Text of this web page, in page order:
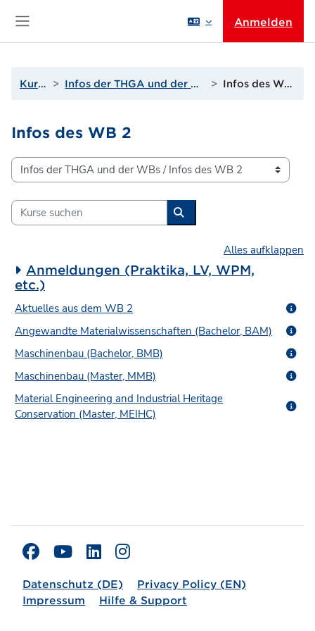
Anmelden
Kurse Infos der THGA und der WBs Infos des WB 2
Infos des WB 2
Kursbereiche
Kurse suchen
Kurse suchen
Alles aufklappen
Anmeldungen (Praktika, LV, WPM,
etc.)
Aktuelles aus dem WB 2
Angewandte Materialwissenschaften (Bachelor, BAM)
Maschinenbau (Bachelor, BMB)
Maschinenbau (Master, MMB)
Material Engineering and Industrial Heritage
Conservation (Master, MEIHC)
Datenschutz (DE)
Privacy Policy (EN)
Impressum
Hilfe & Support